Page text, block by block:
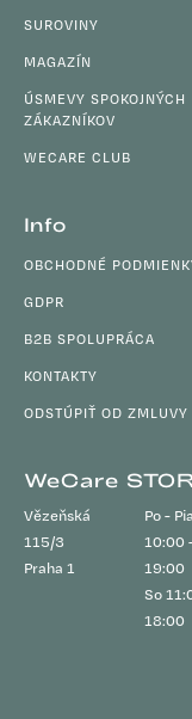
SUROVINY
MAGAZÍN
ÚSMEVY SPOKOJNÝCH
ZÁKAZNÍKOV
WECARE CLUB
Info
OBCHODNÉ
GDPR
B2B SPOLUPRÁCA
KONTAKTY
ODSTÚPIŤ OD ZMLUVY
WeCare
Vězeňská
115/3
Praha 1
Po - Pia
10:00
19:00
So
18:00